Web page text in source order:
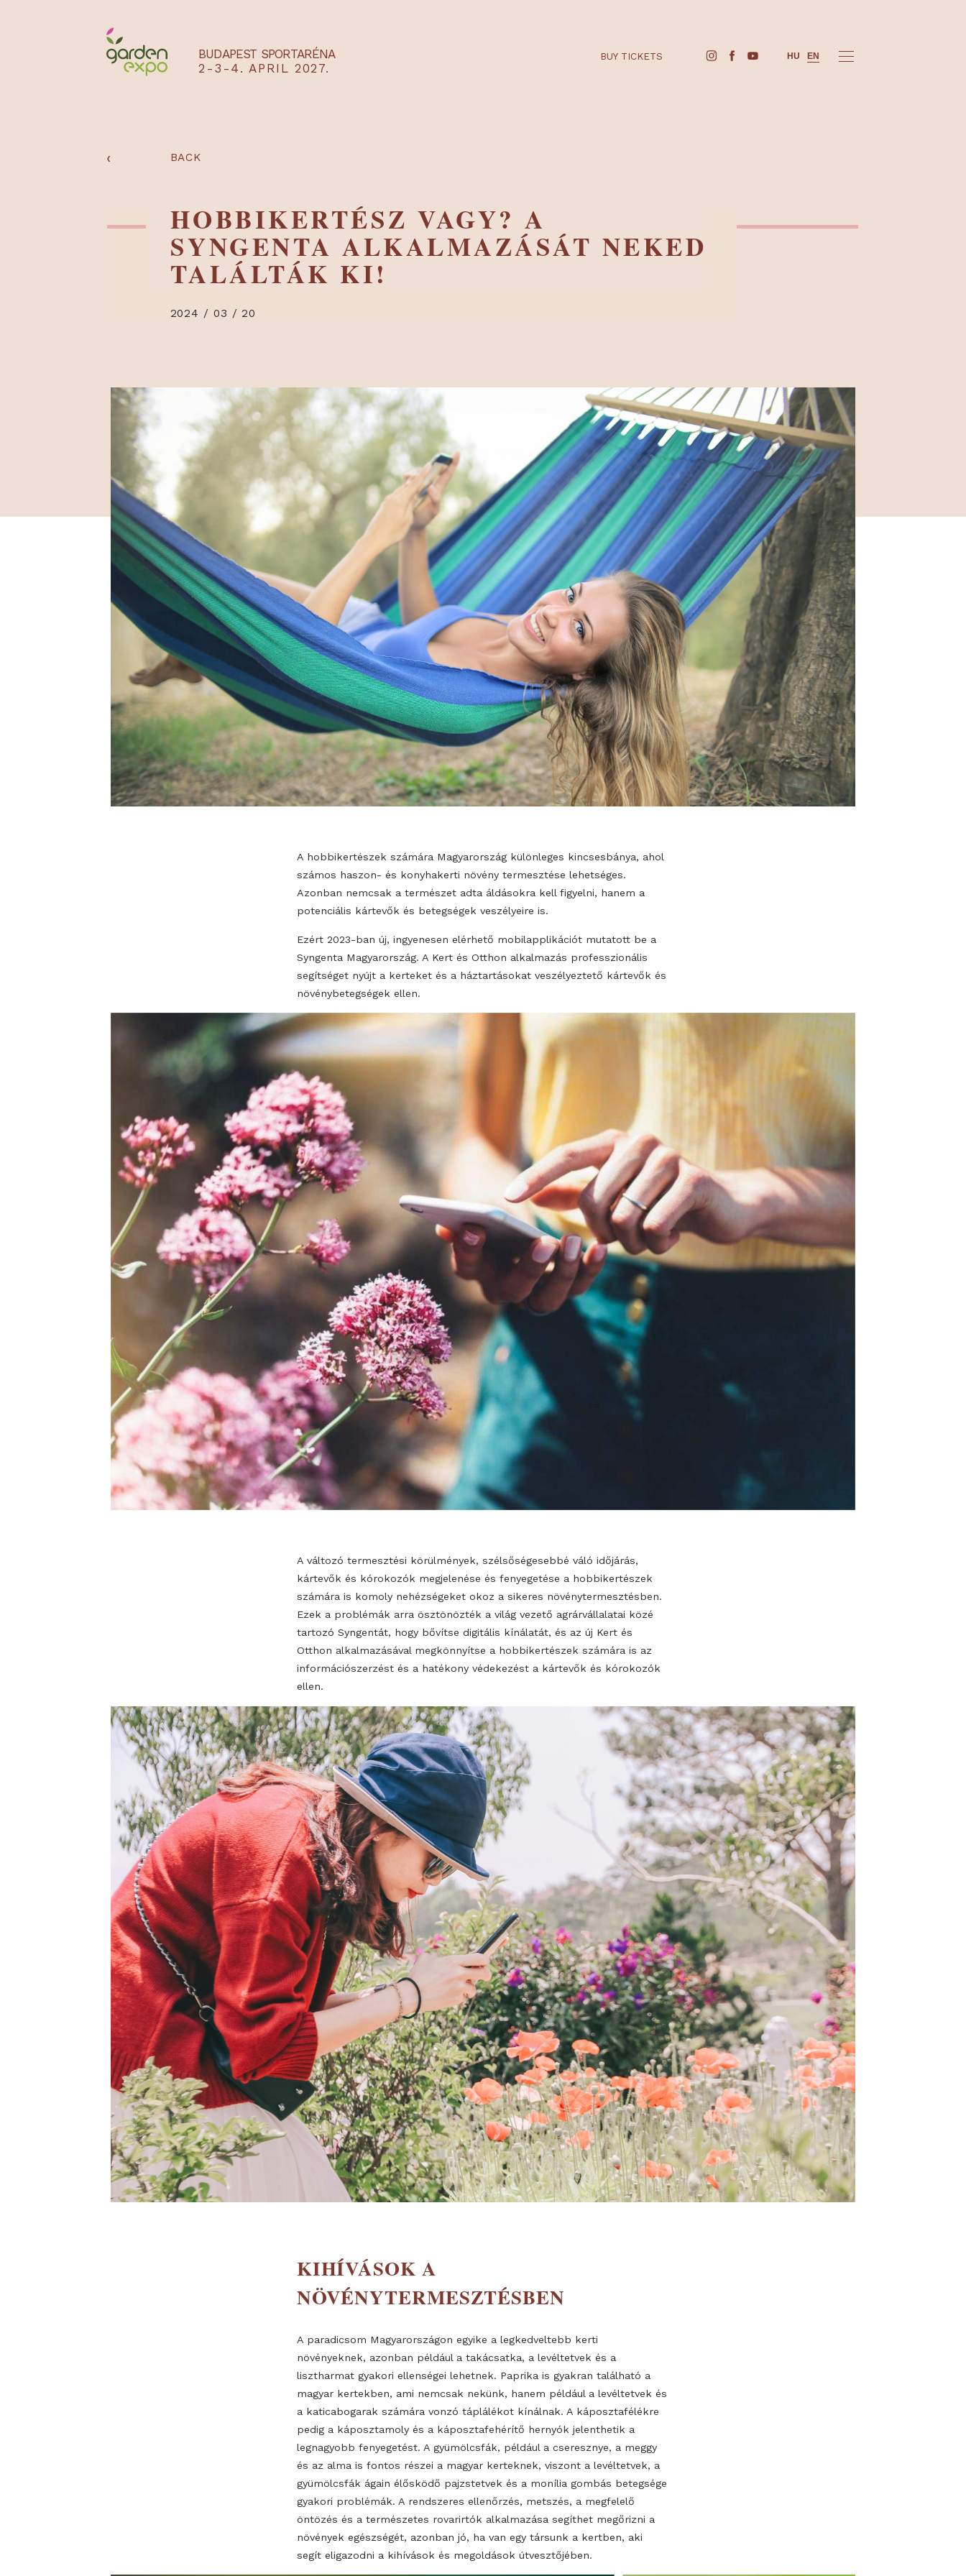
BUDAPEST SPORTARÉNA
2-3-4. APRIL 2027.
BUY TICKETS
HOBBIKERTÉSZ VAGY? A
SYNGENTA ALKALMAZÁSÁT NEKED
TALÁLTÁK KI!
A hobbikertészek számára Magyarország különleges kincsesbánya, ahol
számos haszon- és konyhakerti növény termesztése lehetséges.
Azonban nemcsak a természet adta áldásokra kell figyelni, hanem a
potenciális kártevők és betegségek veszélyeire is.
Ezért 2023-ban új, ingyenesen elérhető mobilapplikációt mutatott be a
Syngenta Magyarország. A Kert és Otthon alkalmazás professzionális
segítséget nyújt a kerteket és a háztartásokat veszélyeztető kártevők és
növénybetegségek ellen.
A változó termesztési körülmények, szélsőségesebbé váló időjárás,
kártevők és kórokozók megjelenése és fenyegetése a hobbikertészek
számára is komoly nehézségeket okoz a sikeres növénytermesztésben.
Ezek a problémák arra ösztönözték a világ vezető agrárvállalatai közé
tartozó Syngentát, hogy bővítse digitális kínálatát, és az új Kert és
Otthon alkalmazásával megkönnyítse a hobbikertészek számára is az
információszerzést és a hatékony védekezést a kártevők és kórokozók
ellen.
KIHÍVÁSOK A
NÖVÉNYTERMESZTÉSBEN